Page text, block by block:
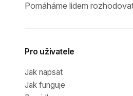
Pomáháme lidem
Pro uživatele
Jak napsat
Jak funguje